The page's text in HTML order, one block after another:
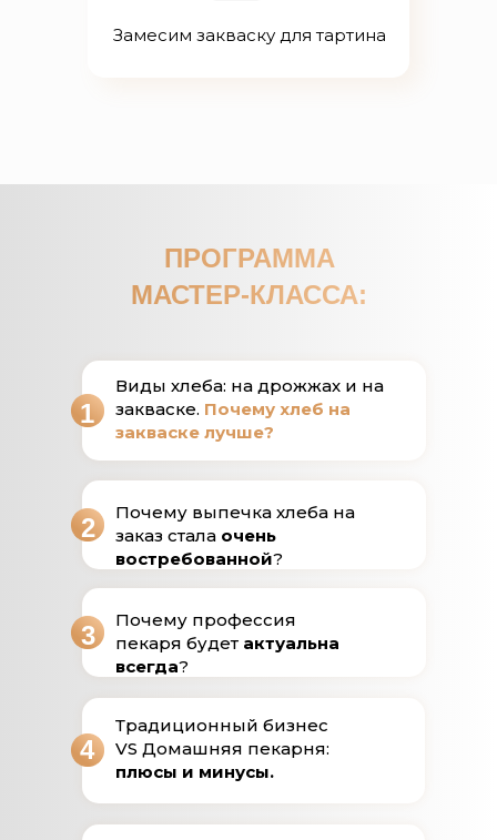
Замесим закваску для тартина
Виды хлеба: на дрожжах и на
закваске. Почему хлеб на
закваске лучше?
Почему выпечка хлеба на
заказ стала очень
востребованной?
Почему профессия
пекаря будет актуальна
всегда?
Традиционный бизнес
VS Домашняя пекарня:
плюсы и минусы.
1
2
3
4
ПРОГРАММА
МАСТЕР-КЛАССА: